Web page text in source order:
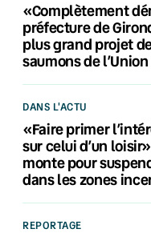
«Complètement
préfecture de
plus grand projet
saumons de
DANS L'ACTU
«Faire primer
sur celui d’un
monte pour
dans les zones
REPORTAGE